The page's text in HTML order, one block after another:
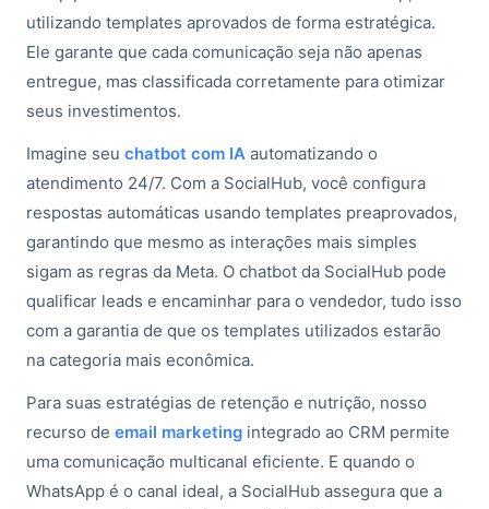
utilizando templates aprovados de forma estratégica.
Ele garante que cada comunicação seja não apenas
entregue, mas classificada corretamente para otimizar
seus investimentos.
Imagine seu chatbot com IA automatizando o
atendimento 24/7. Com a SocialHub, você configura
respostas automáticas usando templates preaprovados,
garantindo que mesmo as interações mais simples
sigam as regras da Meta. O chatbot da SocialHub pode
qualificar leads e encaminhar para o vendedor, tudo isso
com a garantia de que os templates utilizados estarão
na categoria mais econômica.
Para suas estratégias de retenção e nutrição, nosso
recurso de email marketing integrado ao CRM permite
uma comunicação multicanal eficiente. E quando o
WhatsApp é o canal ideal, a SocialHub assegura que a